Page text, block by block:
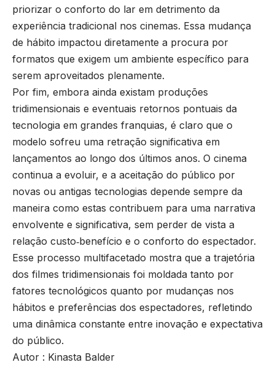
priorizar o conforto do lar em detrimento da
experiência tradicional nos cinemas. Essa mudança
de hábito impactou diretamente a procura por
formatos que exigem um ambiente específico para
serem aproveitados plenamente.
Por fim, embora ainda existam produções
tridimensionais e eventuais retornos pontuais da
tecnologia em grandes franquias, é claro que o
modelo sofreu uma retração significativa em
lançamentos ao longo dos últimos anos. O cinema
continua a evoluir, e a aceitação do público por
novas ou antigas tecnologias depende sempre da
maneira como estas contribuem para uma narrativa
envolvente e significativa, sem perder de vista a
relação custo‑benefício e o conforto do espectador.
Esse processo multifacetado mostra que a trajetória
dos filmes tridimensionais foi moldada tanto por
fatores tecnológicos quanto por mudanças nos
hábitos e preferências dos espectadores, refletindo
uma dinâmica constante entre inovação e expectativa
do público.
Autor : Kinasta Balder